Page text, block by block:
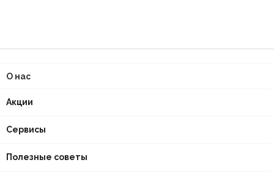
О нас
Акции
Сервисы
Полезные советы